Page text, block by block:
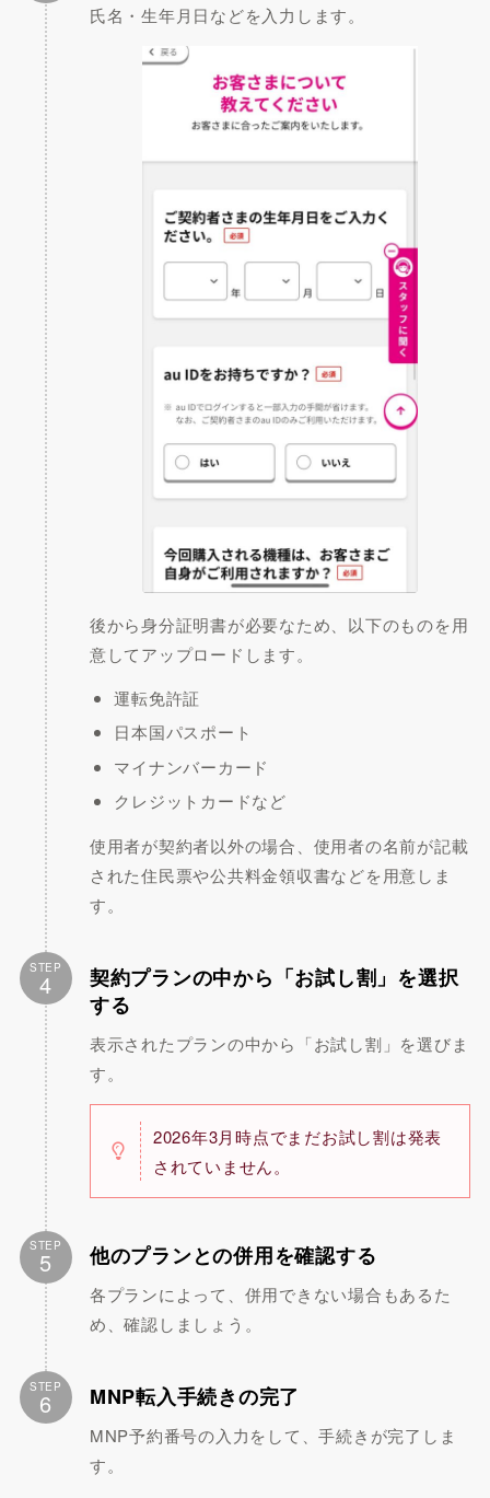
氏名・生年月日などを入力します。
後から身分証明書が必要なため、以下のものを用
意してアップロードします。
運転免許証
日本国パスポート
マイナンバーカード
クレジットカードなど
使用者が契約者以外の場合、使用者の名前が記載
された住民票や公共料金領収書などを用意しま
す。
STEP
4
契約プランの中から「お試し割」を選択
する
表示されたプランの中から「お試し割」を選びま
す。
2026年3月時点でまだお試し割は発表
されていません。
STEP
5 他のプランとの併用を確認する
各プランによって、併用できない場合もあるた
め、確認しましょう。
STEP
6 MNP転入手続きの完了
MNP予約番号の入力をして、手続きが完了しま
す。